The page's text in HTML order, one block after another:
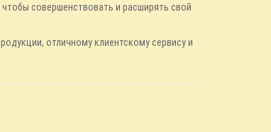
совершенствовать и расширять свой
отличному клиентскому сервису и